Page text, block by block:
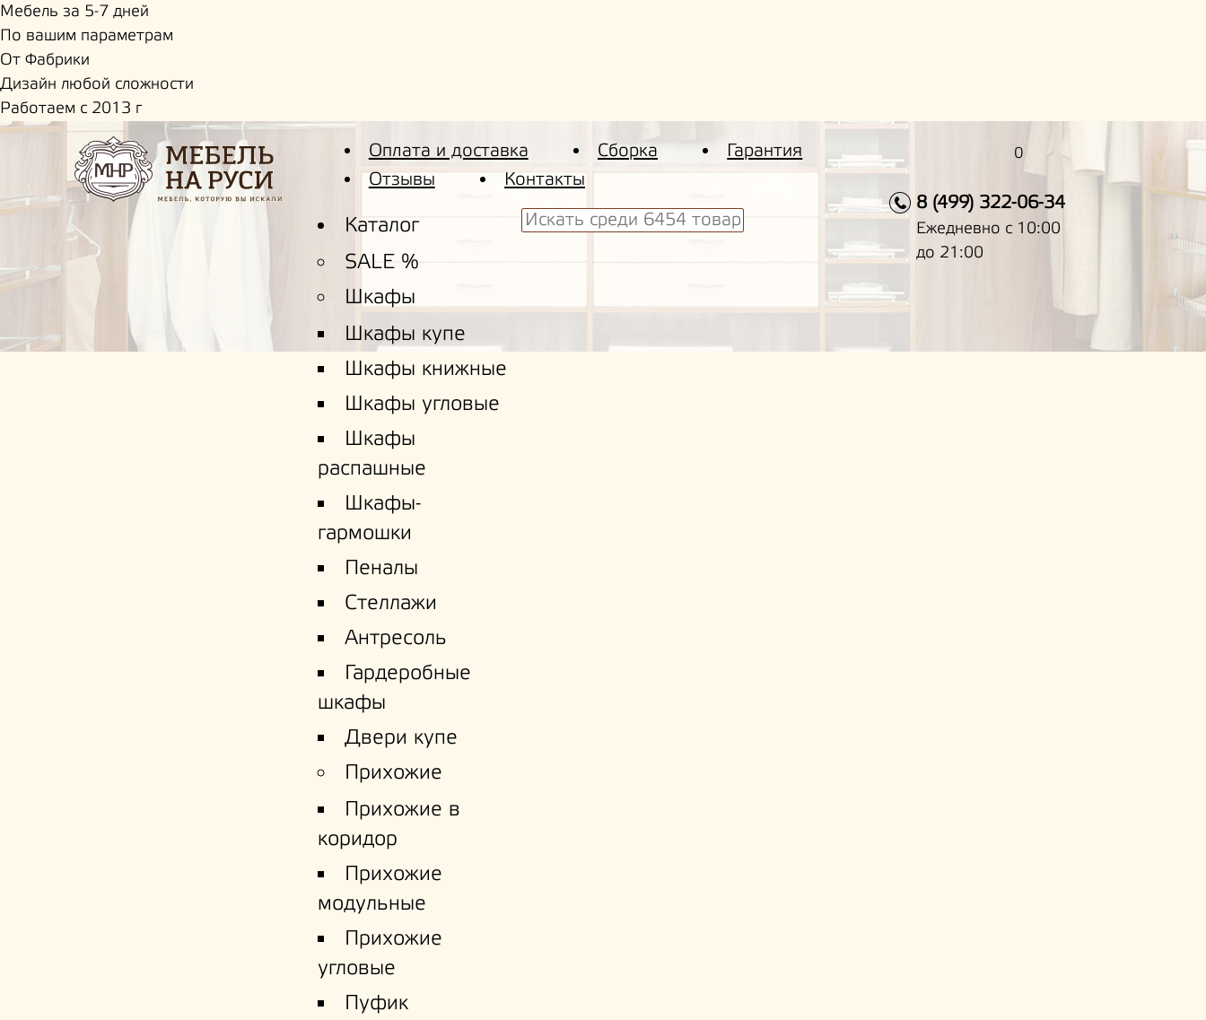
Мебель за 5-7 дней
По вашим параметрам
От Фабрики
Дизайн любой сложности
Работаем с 2013 г
Оплата и доставка Сборка
Гарантия
Отзывы
Контакты
Каталог
SALE %
Шкафы
Шкафы купе
Шкафы книжные
Шкафы угловые
Шкафы
распашные
Шкафы-
гармошки
Пеналы
Стеллажи
Антресоль
Гардеробные
шкафы
Двери купе
Прихожие
Прихожие в
коридор
Прихожие
модульные
Прихожие
угловые
Пуфик
0
8 (499) 322-06-34
Ежедневно с 10:00
до 21:00